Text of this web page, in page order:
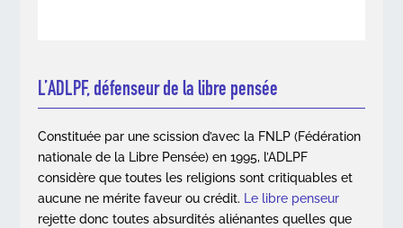
L’ADLPF, défenseur de la libre pensée
Constituée par une scission d’avec la FNLP (Fédération
nationale de la Libre Pensée) en 1995, l’ADLPF
considère que toutes les religions sont critiquables et
aucune ne mérite faveur ou crédit. Le libre penseur
rejette donc toutes absurdités aliénantes quelles que